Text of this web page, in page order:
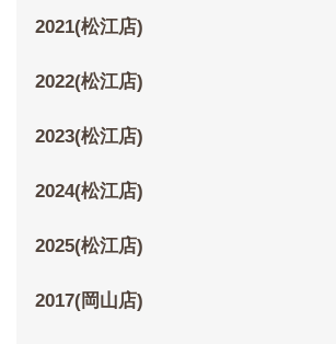
2021(松江店)
2022(松江店)
2023(松江店)
2024(松江店)
2025(松江店)
2017(岡山店)